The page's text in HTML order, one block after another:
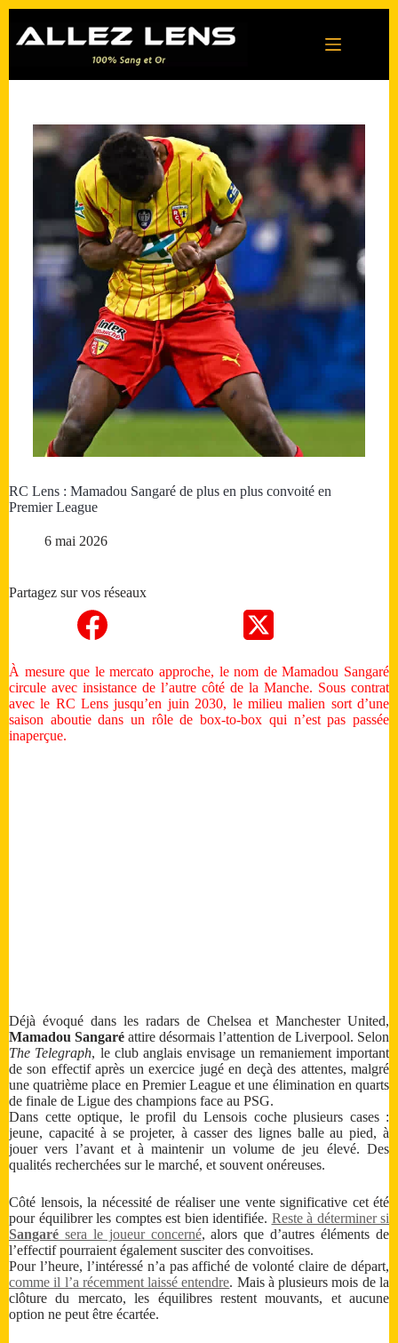
contenu
RC Lens : Mamadou Sangaré de plus en plus convoité en
Premier League
6 mai 2026
Partagez sur vos réseaux
À mesure que le mercato approche, le nom de Mamadou Sangaré
circule avec insistance de l’autre côté de la Manche. Sous contrat
avec le RC Lens jusqu’en juin 2030, le milieu malien sort d’une
saison aboutie dans un rôle de box-to-box qui n’est pas passée
inaperçue.
Déjà évoqué dans les radars de Chelsea et Manchester United,
Mamadou Sangaré attire désormais l’attention de Liverpool. Selon
The Telegraph, le club anglais envisage un remaniement important
de son effectif après un exercice jugé en deçà des attentes, malgré
une quatrième place en Premier League et une élimination en quarts
de finale de Ligue des champions face au PSG.
Dans cette optique, le profil du Lensois coche plusieurs cases :
jeune, capacité à se projeter, à casser des lignes balle au pied, à
jouer vers l’avant et à maintenir un volume de jeu élevé. Des
qualités recherchées sur le marché, et souvent onéreuses.
Côté lensois, la nécessité de réaliser une vente significative cet été
pour équilibrer les comptes est bien identifiée. Reste à déterminer si
Sangaré sera le joueur concerné, alors que d’autres éléments de
l’effectif pourraient également susciter des convoitises.
Pour l’heure, l’intéressé n’a pas affiché de volonté claire de départ,
comme il l’a récemment laissé entendre. Mais à plusieurs mois de la
clôture du mercato, les équilibres restent mouvants, et aucune
option ne peut être écartée.